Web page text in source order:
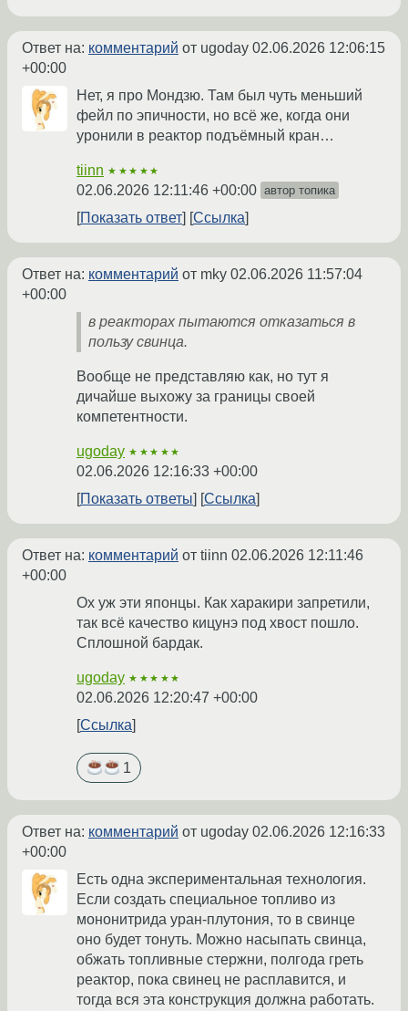
Ответ на: комментарий от ugoday 02.06.2026 12:06:15
+00:00
Нет, я про Мондзю. Там был чуть меньший
фейл по эпичности, но всё же, когда они
уронили в реактор подъёмный кран…
tiinn ★★★★★
02.06.2026 12:11:46 +00:00 автор топика
Показать ответ Ссылка
Ответ на: комментарий от mky 02.06.2026 11:57:04
+00:00
в реакторах пытаются отказаться в
пользу свинца.
Вообще не представляю как, но тут я
дичайше выхожу за границы своей
компетентности.
ugoday ★★★★★
02.06.2026 12:16:33 +00:00
Показать ответы
Ссылка
Ответ на: комментарий от tiinn 02.06.2026 12:11:46
+00:00
Ох уж эти японцы. Как харакири запретили,
так всё качество кицунэ под хвост пошло.
Сплошной бардак.
ugoday ★★★★★
02.06.2026 12:20:47 +00:00
Ссылка
1
Ответ на: комментарий от ugoday 02.06.2026 12:16:33
+00:00
Есть одна экспериментальная технология.
Если создать специальное топливо из
мононитрида уран-плутония, то в свинце
оно будет тонуть. Можно насыпать свинца,
обжать топливные стержни, полгода греть
реактор, пока свинец не расплавится, и
тогда вся эта конструкция должна работать.